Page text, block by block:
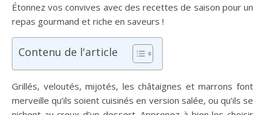
Étonnez vos convives avec des recettes de saison pour un
repas gourmand et riche en saveurs !
Contenu de l'article
Grillés, veloutés, mijotés, les châtaignes et marrons font
merveille qu’ils soient cuisinés en version salée, ou qu’ils se